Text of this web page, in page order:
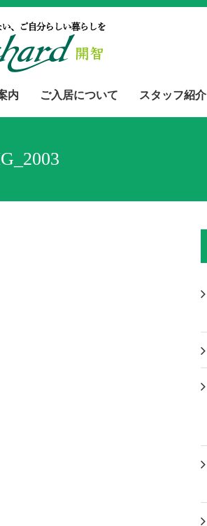
内 ご入居について スタッフ紹介